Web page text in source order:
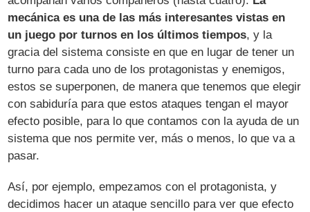
mecánica es una de las más interesantes vistas en
un juego por turnos en los últimos tiempos, y la
gracia del sistema consiste en que en lugar de tener un
turno para cada uno de los protagonistas y enemigos,
estos se superponen, de manera que tenemos que elegir
con sabiduría para que estos ataques tengan el mayor
efecto posible, para lo que contamos con la ayuda de un
sistema que nos permite ver, más o menos, lo que va a
pasar.
Así, por ejemplo, empezamos con el protagonista, y
decidimos hacer un ataque sencillo para ver que efecto